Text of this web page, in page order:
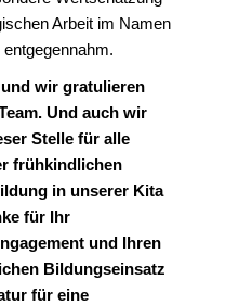
Arbeit im Namen
wir gratulieren
Und auch wir
Stelle für alle
frühkindlichen
in unserer Kita
für Ihr
und Ihren
Bildungseinsatz
für eine